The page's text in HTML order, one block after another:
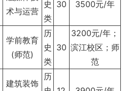
术与运营
史
类
30 3500元/年
学前教育
(师范)
历
史
类
30
3200元/年；
滨江校区；师
范
建筑装饰
历